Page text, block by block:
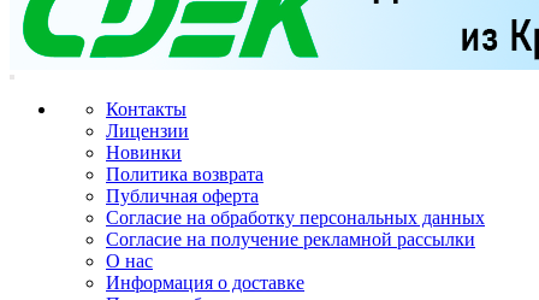
Контакты
Лицензии
Новинки
Политика возврата
Публичная оферта
Согласие на обработку персональных данных
Согласие на получение рекламной рассылки
О нас
Информация о доставке